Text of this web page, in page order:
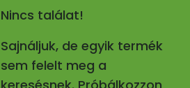
Nincs találat!
Sajnáljuk, de egyik termék
sem felelt meg a